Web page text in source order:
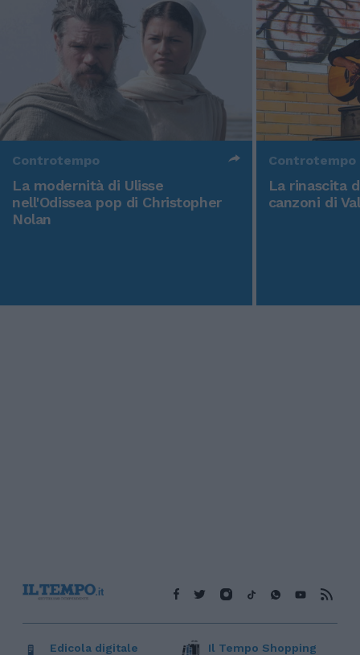
Controtempo
La modernità di Ulisse
nell'Odissea pop di Christopher
Nolan
Controtempo
La rinascita
canzoni di
Edicola digitale Il Tempo Shopping